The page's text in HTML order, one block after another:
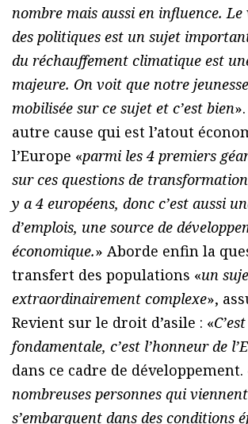
nombre mais aussi en influence. Le
des politiques est un sujet
du réchauffement climatique est
majeure. On voit que notre
mobilisée sur ce sujet et c’est bien
autre cause qui est l’atout
l’Europe «parmi les 4 premiers
sur ces questions de
y a 4 européens, donc c’est aussi
d’emplois, une source de
économique.» Aborde enfin la
transfert des populations «un
extraordinairement complexe»,
Revient sur le droit d’asile : «
fondamentale, c’est l’honneur de
dans ce cadre de développement.
nombreuses personnes qui
s’embarquent dans des conditions